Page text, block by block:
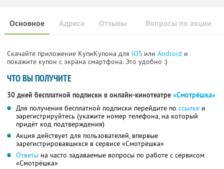
Основное Отзывы Вопросы по акции
Адреса
Скачайте приложение КупиКупона для IOS или Android и
покажите купон с экрана смартфона. Это удобно :)
ЧТО ВЫ ПОЛУЧИТЕ
30 дней бесплатной подписки в онлайн-кинотеатре «Смотрёшка»
Для получения бесплатной подписки перейдите по ссылке и
зарегистрируйтесь (укажите номер телефона, на который
придёт код подтверждения)
Акция действует для пользователей, впервые
зарегистрировавшихся в сервисе «Смотрёшка»
Ответы на часто задаваемые вопросы по работе с сервисом
«Смотрёшка»